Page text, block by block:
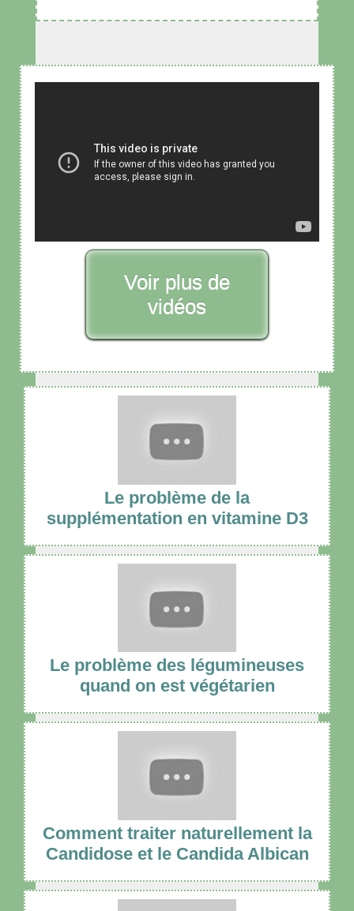
Voir plus de
vidéos
Le problème de la
supplémentation en vitamine D3
Le problème des légumineuses
quand on est végétarien
Comment traiter naturellement la
Candidose et le Candida Albican